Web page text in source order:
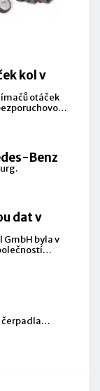
kol v
otáček
Benz
dat v
byla v